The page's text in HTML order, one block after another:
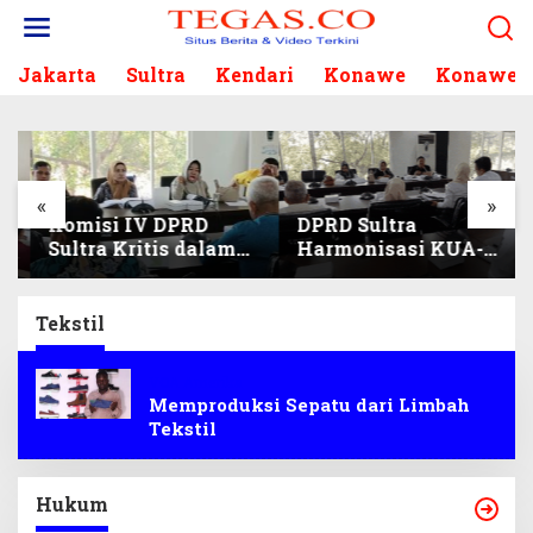
Jakarta Sultra Kendari Konawe Konawe
« »
Komisi IV DPRD
Sultra Kritis dalam
Harmonisasi KUA-
Perubahan APBD
2026
DPRD Sultra
Harmonisasi KUA-
PPAS 2027, Prioritas
Tekstil
Memproduksi Sepatu dari Limbah
Tekstil
Hukum